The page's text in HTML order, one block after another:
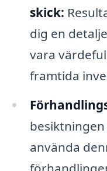
skick:
dig en
vara
framtida
använda